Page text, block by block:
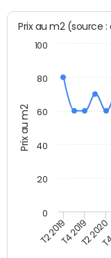
Prix au m2
Prix au m2 (source
T2 2019T4 2019T2 2020
0
20
40
60
80
100